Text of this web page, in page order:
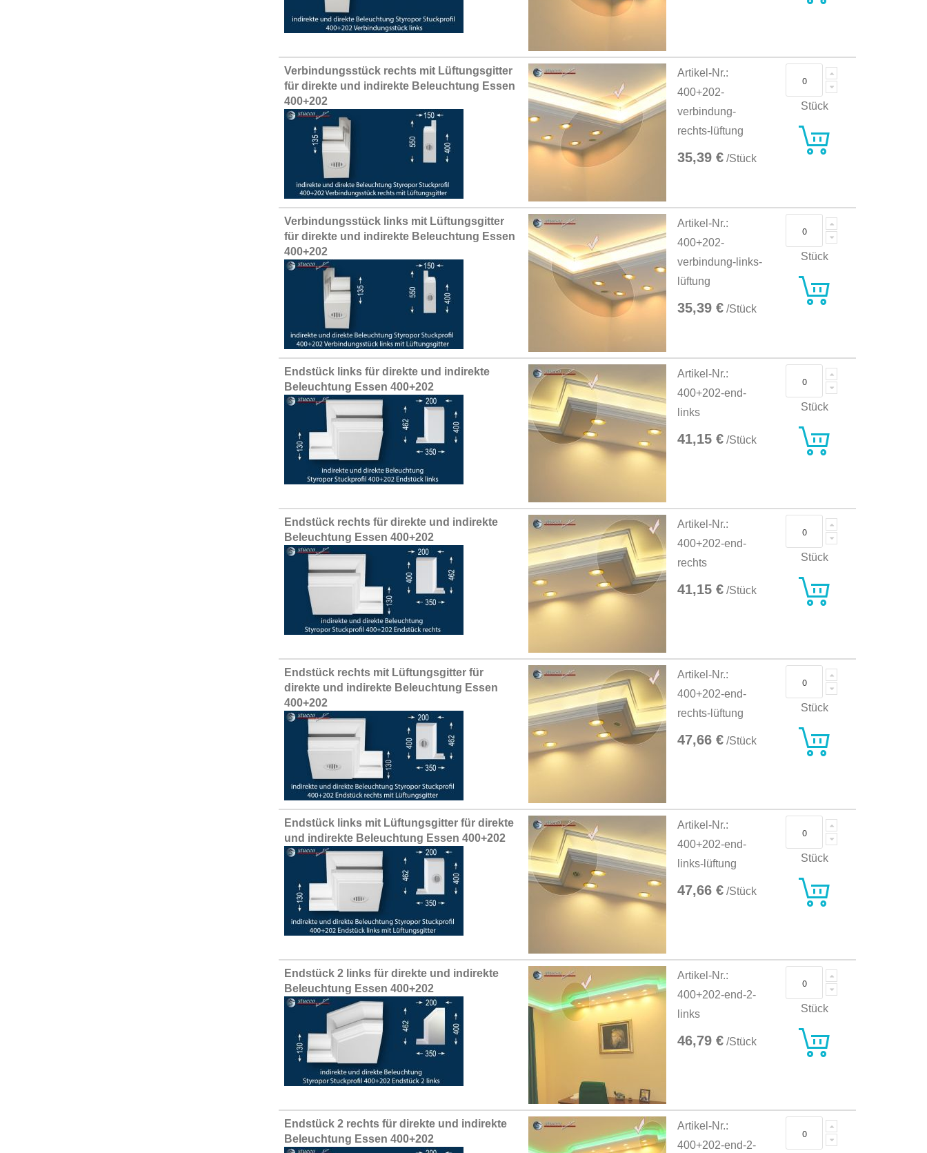
Verbindungsstück rechts mit Lüftungsgitter
für direkte und indirekte Beleuchtung Essen
400+202
Artikel-Nr.:
400+202-
verbindung-
rechts-lüftung
35,39 € /Stück
Stück
Verbindungsstück links mit Lüftungsgitter
für direkte und indirekte Beleuchtung Essen
400+202
Artikel-Nr.:
400+202-
verbindung-links-
lüftung
35,39 € /Stück
Stück
Endstück links für direkte und indirekte
Beleuchtung Essen 400+202
Artikel-Nr.:
400+202-end-
links
41,15 € /Stück
Stück
Endstück rechts für direkte und indirekte
Beleuchtung Essen 400+202
Artikel-Nr.:
400+202-end-
rechts
41,15 € /Stück
Stück
Endstück rechts mit Lüftungsgitter für
direkte und indirekte Beleuchtung Essen
400+202
Artikel-Nr.:
400+202-end-
rechts-lüftung
47,66 € /Stück
Stück
Endstück links mit Lüftungsgitter für direkte
und indirekte Beleuchtung Essen 400+202
Artikel-Nr.:
400+202-end-
links-lüftung
47,66 € /Stück
Stück
Endstück 2 links für direkte und indirekte
Beleuchtung Essen 400+202
Artikel-Nr.:
400+202-end-2-
links
46,79 € /Stück
Stück
Endstück 2 rechts für direkte und indirekte
Beleuchtung Essen 400+202
Artikel-Nr.:
400+202-end-2-